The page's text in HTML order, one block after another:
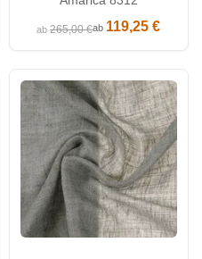
ab265,00 €ab 119,25 €